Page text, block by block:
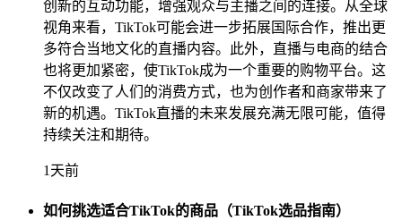
创新的互动功能，增强观众与主播之间的连接。从全球
视角来看，TikTok可能会进一步拓展国际合作，推出更
多符合当地文化的直播内容。此外，直播与电商的结合
也将更加紧密，使TikTok成为一个重要的购物平台。这
不仅改变了人们的消费方式，也为创作者和商家带来了
新的机遇。TikTok直播的未来发展充满无限可能，值得
持续关注和期待。
1天前
如何挑选适合TikTok的商品（TikTok选品指南）